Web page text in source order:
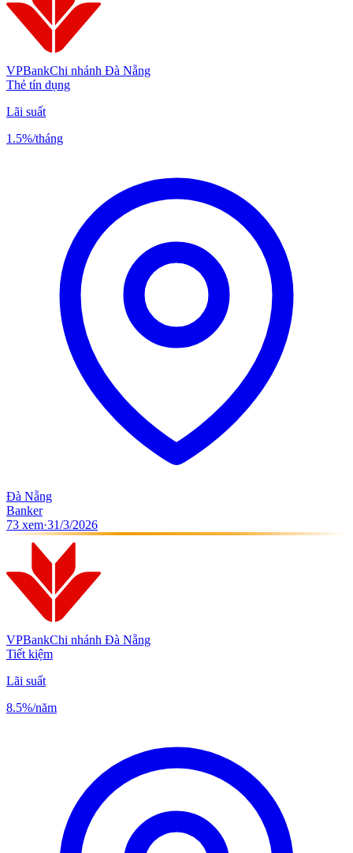
VPBankChi nhánh Đà Nẵng
Thẻ tín dụng
Lãi suất
1.5%/tháng
Đà Nẵng
Banker
73 xem·31/3/2026
VPBankChi nhánh Đà Nẵng
Tiết kiệm
Lãi suất
8.5%/năm